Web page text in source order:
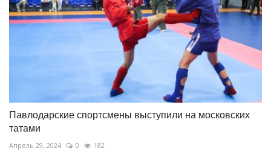
Павлодарские спортсмены выступили на московских
татами
Апрель 29, 2024 0 182